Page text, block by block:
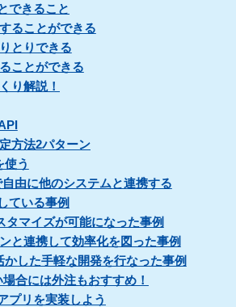
できること
ることができる
とりできる
ことができる
り解説！
方法2パターン
う
由に他のシステムと連携する
ている事例
マイズが可能になった事例
と連携して効率化を図った事例
した手軽な開発を行なった事例
合には外注もおすすめ！
プリを実装しよう